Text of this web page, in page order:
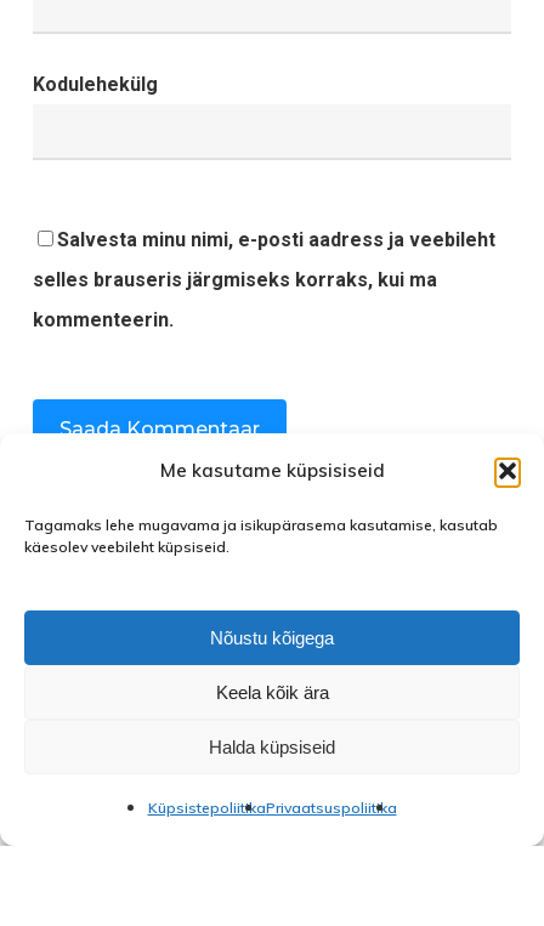
Me kasutame küpsisiseid
Tagamaks lehe mugavama ja isikupärasema kasutamise, kasutab
käesolev veebileht küpsiseid.
Nõustu kõigega
Keela kõik ära
Halda küpsiseid
KüpsistepoliitikaPrivaatsuspoliitika
Kodulehekülg
Salvesta minu nimi, e-posti aadress ja veebileht
selles brauseris järgmiseks korraks, kui ma
kommenteerin.
facebook instagram